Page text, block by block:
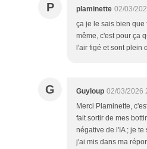
P plaminette 02/03/
ça je le sais bien que
même, c'est pour ça
l'air figé et sont plein
G Guyloup 02/03/2026
Merci Plaminette,
fait sortir de mes
négative de l'IA ; je
j'ai mis dans ma